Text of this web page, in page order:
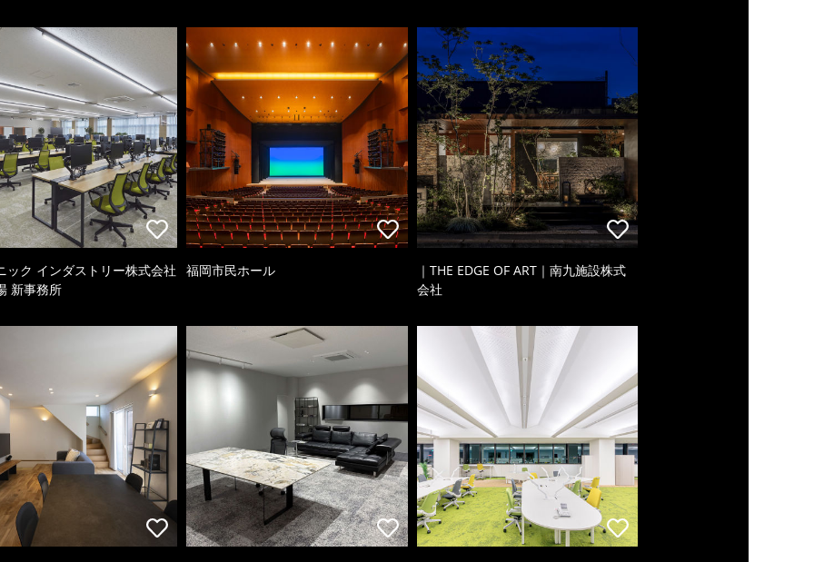
ック インダストリー株式会社
新事務所
福岡市民ホール
｜THE EDGE OF ART｜南九施設株式
会社